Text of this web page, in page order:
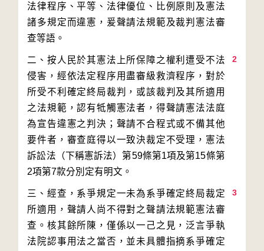
法律程序、平等、法律優位、比例原則及憲法
諸多規定而違憲，爰聲請法規範及裁判憲法審
2
二、按人民於其憲法上所保障之權利遭受不法
侵害，經依法定程序用盡審級救濟程序，對於
所受不利確定終局裁判，或該裁判及其所適用
之法規範，認有牴觸憲法者，得聲請憲法法庭
為宣告違憲之判決；聲請不合程式或不備其他
要件者，審查庭得以一致決裁定不受理，憲法
訴訟法（下稱憲訴法）第59條第1項及第15條第
3
三、經查，系爭規定一未為系爭確定終局裁定
所適用，聲請人尚不得對之聲請法規範憲法審
查。核其餘所陳，僅係以一己之見，泛言爭執
法院認事用法之當否，並未具體指摘系爭確定